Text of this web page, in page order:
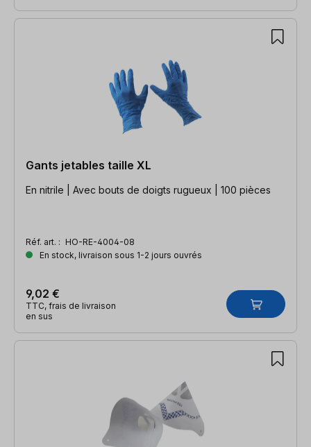
Gants jetables taille XL
En nitrile | Avec bouts de doigts rugueux | 100 pièces
Réf. art. : HO-RE-4004-08
En stock, livraison sous 1-2 jours ouvrés
9,02 €
TTC, frais de livraison
en sus